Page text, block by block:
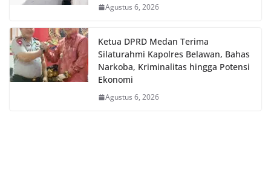
Agustus 6, 2026
Ketua DPRD Medan Terima
Silaturahmi Kapolres Belawan, Bahas
Narkoba, Kriminalitas hingga Potensi
Ekonomi
Agustus 6, 2026